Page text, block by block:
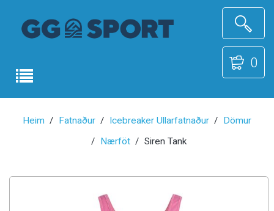
0
Heim Fatnaður Icebreaker Ullarfatnaður
Dömur
Nærföt
Siren Tank